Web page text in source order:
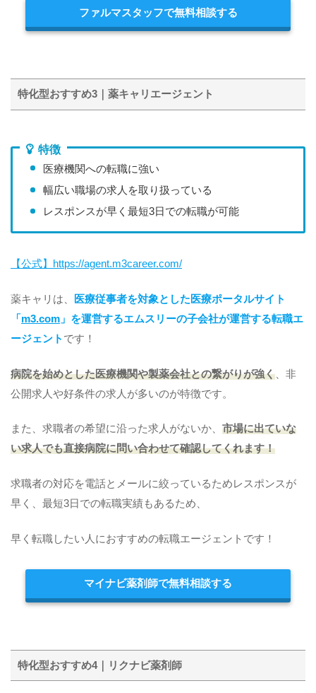
ファルマスタッフで無料相談する
特化型おすすめ3｜薬キャリエージェント
特徴
医療機関への転職に強い
幅広い職場の求人を取り扱っている
レスポンスが早く最短3日での転職が可能
【公式】https://agent.m3career.com/
薬キャリは、
医療従事者を対象とした医療ポータルサイト
「 m3.com 」を運営するエムスリーの子会社が運営する転職エ
ージェント です！
病院を始めとした医療機関や製薬会社との繋がりが強く 、非
公開求人や好条件の求人が多いのが特徴です。
また、求職者の希望に沿った求人がないか、 市場に出ていな
い求人でも直接病院に問い合わせて確認してくれます！
求職者の対応を電話とメールに絞っているためレスポンスが
早く、最短3日での転職実績もあるため、
早く転職したい人におすすめの転職エージェントです！
マイナビ薬剤師で無料相談する
特化型おすすめ4｜リクナビ薬剤師